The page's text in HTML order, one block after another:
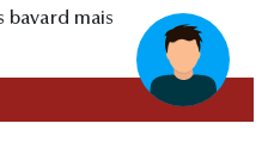
bavard mais